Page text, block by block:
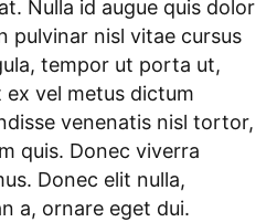
Nulla id augue quis dolor
pulvinar nisl vitae cursus
tempor ut porta ut,
ex vel metus dictum
venenatis nisl tortor,
quis. Donec viverra
Donec elit nulla,
a, ornare eget dui.